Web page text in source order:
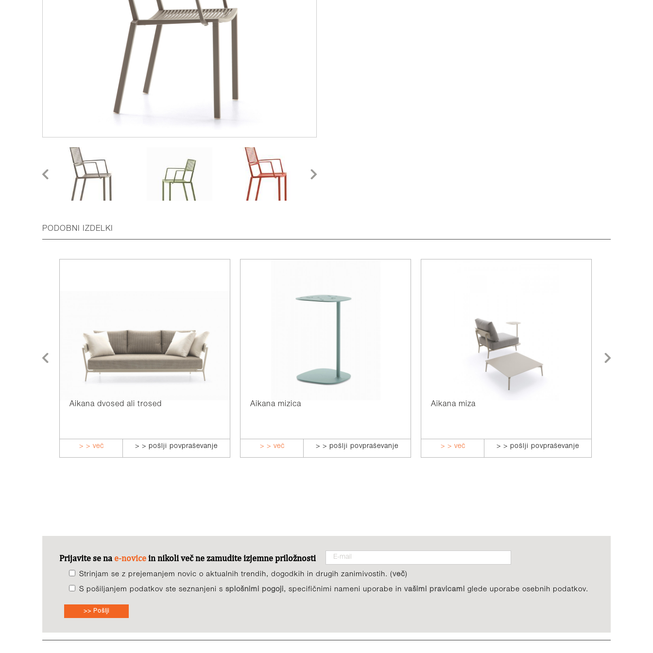
PODOBNI IZDELKI
Aikana dvosed ali trosed
> > več > > pošlji povpraševanje
Aikana mizica
> > več > > pošlji povpraševanje
Aikana miza
> > več > > pošlji povpraševanje
Prijavite se na e-novicein nikoli več ne zamudite izjemne priložnosti
Strinjam se z prejemanjem novic o aktualnih trendih, dogodkih in drugih zanimivostih. (več)
S pošiljanjem podatkov ste seznanjeni s splošnimi pogoji, specifičnimi nameni uporabe in vašimi pravicami glede uporabe osebnih podatkov.
>> Pošlji